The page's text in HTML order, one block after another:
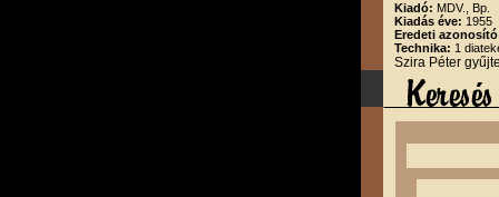
Kiadó: MDV., Bp.
Kiadás éve: 1955
Eredeti
Technika: 1
Szira Péter